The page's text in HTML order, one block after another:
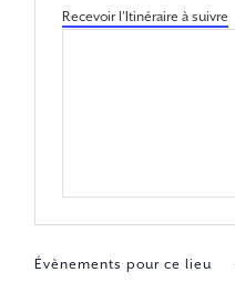
SOUTENEZ-NOUS
Recevoir l’Itinéraire à suivre
Évènements pour ce lieu